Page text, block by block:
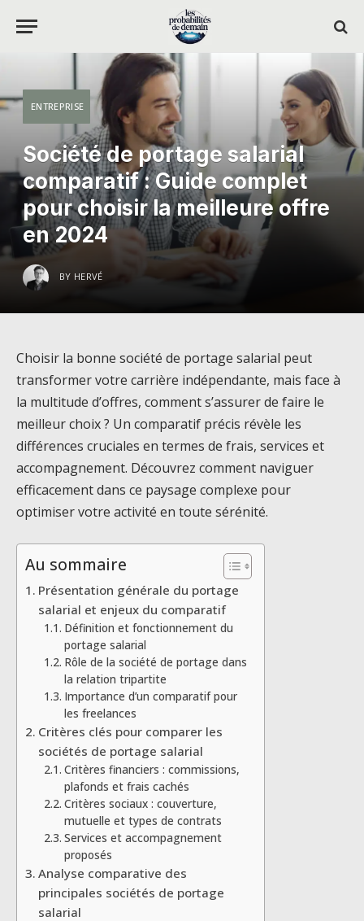
ENTREPRISE
Société de portage salarial
comparatif : Guide complet
pour choisir la meilleure offre
en 2024
BY HERVÉ
Choisir la bonne société de portage salarial peut
transformer votre carrière indépendante, mais face à
la multitude d’offres, comment s’assurer de faire le
meilleur choix ? Un comparatif précis révèle les
différences cruciales en termes de frais, services et
accompagnement. Découvrez comment naviguer
efficacement dans ce paysage complexe pour
optimiser votre activité en toute sérénité.
Au sommaire
Présentation générale du portage
salarial et enjeux du comparatif
Définition et fonctionnement du
portage salarial
Rôle de la société de portage dans
la relation tripartite
Importance d’un comparatif pour
les freelances
Critères clés pour comparer les
sociétés de portage salarial
Critères financiers : commissions,
plafonds et frais cachés
Critères sociaux : couverture,
mutuelle et types de contrats
Services et accompagnement
proposés
Analyse comparative des
principales sociétés de portage
salarial